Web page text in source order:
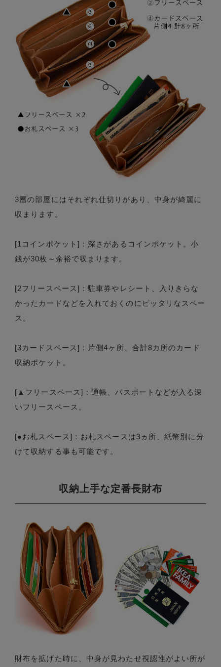
3層の部屋にはそれぞれ仕切りがあり、中身が綺麗に
収まります。
[1コインポケット]：深さがあるコインポケット。小
銭が30枚～余裕で収まります。
[2フリースペース]：駐車券やレシート、入りきらな
かったカードなどを入れておくのにピッタリなスペー
ス。
[3カードスペース]：片側4ヶ所、合計8カ所のカード
収納ポケット。
[▲フリースペース]：通帳、パスポートなどが入る深
いフリースペース。
[●お札スペース]：お札スペースは3ヵ所、紙幣別に分
けて収納する事も可能です。
収納上手な定番長財布
財布を拡げた時に、中身が見わたせ視認性がよい所が